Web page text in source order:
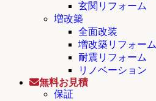
玄関リフォーム
増改築
全面改装
増改築リフォーム
耐震リフォーム
リノベーション
無料お見積
保証